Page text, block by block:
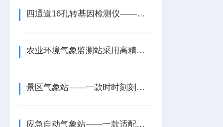
四通道16孔转基因检测仪——一款精准识别的大豆转基因检测仪2026+派+送
农业环境气象监测站采用高精度的气象和土壤传感器
景区气象站——一款时时刻刻守护的天然氧吧负氧离子监测站2024全+境+派+送
应急自动气象站——一款适配应急气象的国产移动应急气象站2026+派+送